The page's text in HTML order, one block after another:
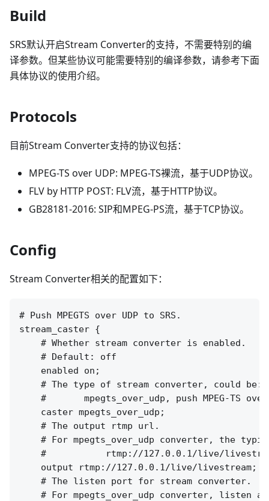
Build
SRS默认开启Stream Converter的支持，不需要特别的编
译参数。但某些协议可能需要特别的编译参数，请参考下面
具体协议的使用介绍。
Protocols
目前Stream Converter支持的协议包括：
MPEG-TS over UDP: MPEG-TS裸流，基于UDP协议。
FLV by HTTP POST: FLV流，基于HTTP协议。
GB28181-2016: SIP和MPEG-PS流，基于TCP协议。
Config
Stream Converter相关的配置如下：
# Push MPEGTS over UDP to SRS.
stream_caster {
    # Whether stream converter is enabled.
    # Default: off
    enabled on;
    # The type of stream converter, could be:
#       mpegts_over_udp, push MPEG-TS
    caster mpegts_over_udp;
    # The output rtmp url.
# For mpegts_over_udp converter, the
#           rtmp://127.0.0.1/live/
    output rtmp://127.0.0.1/live/livestream;
    # The listen port for stream converter.
# For mpegts_over_udp converter, listen